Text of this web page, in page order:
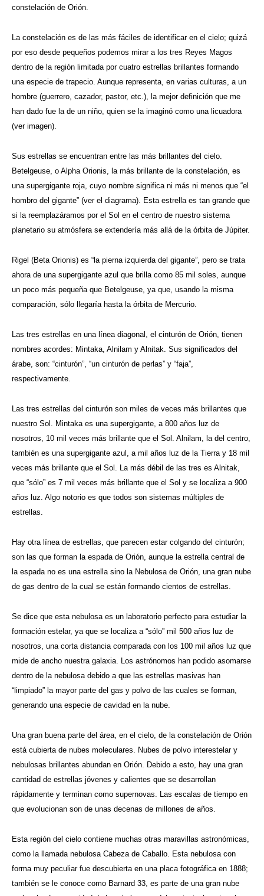
constelación de Orión.
La constelación es de las más fáciles de identificar en el cielo; quizá
por eso desde pequeños podemos mirar a los tres Reyes Magos
dentro de la región limitada por cuatro estrellas brillantes formando
una especie de trapecio. Aunque representa, en varias culturas, a un
hombre (guerrero, cazador, pastor, etc.), la mejor definición que me
han dado fue la de un niño, quien se la imaginó como una licuadora
(ver imagen).
Sus estrellas se encuentran entre las más brillantes del cielo.
Betelgeuse, o Alpha Orionis, la más brillante de la constelación, es
una supergigante roja, cuyo nombre significa ni más ni menos que “el
hombro del gigante” (ver el diagrama). Esta estrella es tan grande que
si la reemplazáramos por el Sol en el centro de nuestro sistema
planetario su atmósfera se extendería más allá de la órbita de Júpiter.
Rigel (Beta Orionis) es “la pierna izquierda del gigante”, pero se trata
ahora de una supergigante azul que brilla como 85 mil soles, aunque
un poco más pequeña que Betelgeuse, ya que, usando la misma
comparación, sólo llegaría hasta la órbita de Mercurio.
Las tres estrellas en una línea diagonal, el cinturón de Orión, tienen
nombres acordes: Mintaka, Alnilam y Alnitak. Sus significados del
árabe, son: “cinturón”, “un cinturón de perlas” y “faja”,
respectivamente.
Las tres estrellas del cinturón son miles de veces más brillantes que
nuestro Sol. Mintaka es una supergigante, a 800 años luz de
nosotros, 10 mil veces más brillante que el Sol. Alnilam, la del centro,
también es una supergigante azul, a mil años luz de la Tierra y 18 mil
veces más brillante que el Sol. La más débil de las tres es Alnitak,
que “sólo” es 7 mil veces más brillante que el Sol y se localiza a 900
años luz. Algo notorio es que todos son sistemas múltiples de
estrellas.
Hay otra línea de estrellas, que parecen estar colgando del cinturón;
son las que forman la espada de Orión, aunque la estrella central de
la espada no es una estrella sino la Nebulosa de Orión, una gran nube
de gas dentro de la cual se están formando cientos de estrellas.
Se dice que esta nebulosa es un laboratorio perfecto para estudiar la
formación estelar, ya que se localiza a “sólo” mil 500 años luz de
nosotros, una corta distancia comparada con los 100 mil años luz que
mide de ancho nuestra galaxia. Los astrónomos han podido asomarse
dentro de la nebulosa debido a que las estrellas masivas han
“limpiado” la mayor parte del gas y polvo de las cuales se forman,
generando una especie de cavidad en la nube.
Una gran buena parte del área, en el cielo, de la constelación de Orión
está cubierta de nubes moleculares. Nubes de polvo interestelar y
nebulosas brillantes abundan en Orión. Debido a esto, hay una gran
cantidad de estrellas jóvenes y calientes que se desarrollan
rápidamente y terminan como supernovas. Las escalas de tiempo en
que evolucionan son de unas decenas de millones de años.
Esta región del cielo contiene muchas otras maravillas astronómicas,
como la llamada nebulosa Cabeza de Caballo. Esta nebulosa con
forma muy peculiar fue descubierta en una placa fotográfica en 1888;
también se le conoce como Barnard 33, es parte de una gran nube